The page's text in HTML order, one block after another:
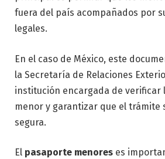
fuera del país acompañados por
legales.
En el caso de México, este
la Secretaría de Relaciones
institución encargada de verificar
menor y garantizar que el trámite
segura.
El pasaporte menores es